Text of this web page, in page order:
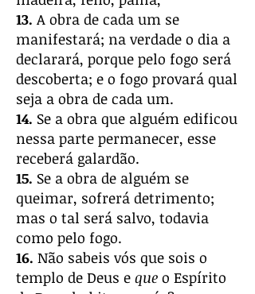
13. A obra de cada um se
manifestará; na verdade o dia a
declarará, porque pelo fogo será
descoberta; e o fogo provará qual
seja a obra de cada um.
14. Se a obra que alguém edificou
nessa parte permanecer, esse
receberá galardão.
15. Se a obra de alguém se
queimar, sofrerá detrimento;
mas o tal será salvo, todavia
como pelo fogo.
16. Não sabeis vós que sois o
templo de Deus e que o Espírito